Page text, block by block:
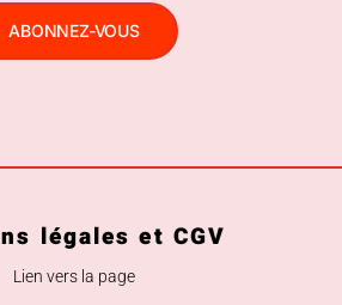
ABONNEZ-VOUS
légales et CGV
Lien vers la page